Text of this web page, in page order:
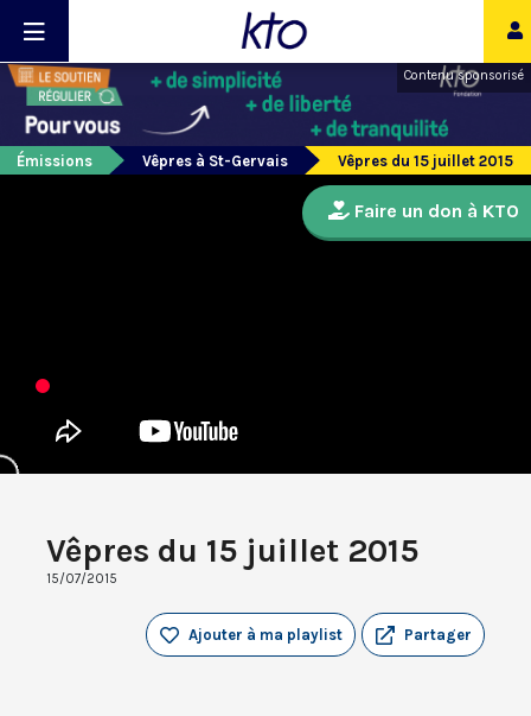
Contenu sponsorisé
Émissions Vêpres à St-Gervais Vêpres du 15 juillet 2015
Vêpres du 15 juillet 2015
15/07/2015
Partager
Ajouter à ma playlist
Faire un don à KTO